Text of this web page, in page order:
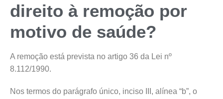
direito à remoção por
motivo de saúde?
A remoção está prevista no artigo 36 da Lei nº
8.112/1990.
Nos termos do parágrafo único, inciso III, alínea “b”, o